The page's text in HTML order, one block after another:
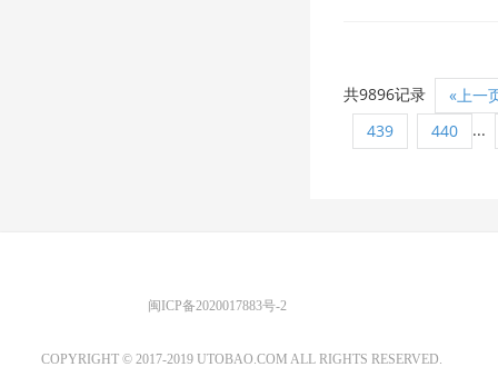
共9896记录
«上一
439
440 ...
闽ICP备2020017883号-2
COPYRIGHT © 2017-2019 UTOBAO.COM ALL RIGHTS RESERVED.